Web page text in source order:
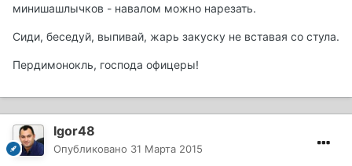
минишашлычков - навалом можно нарезать.
Сиди, беседуй, выпивай, жарь закуску не вставая со стула.
Пердимонокль, господа офицеры!
Igor48
Опубликовано 31 Марта 2015